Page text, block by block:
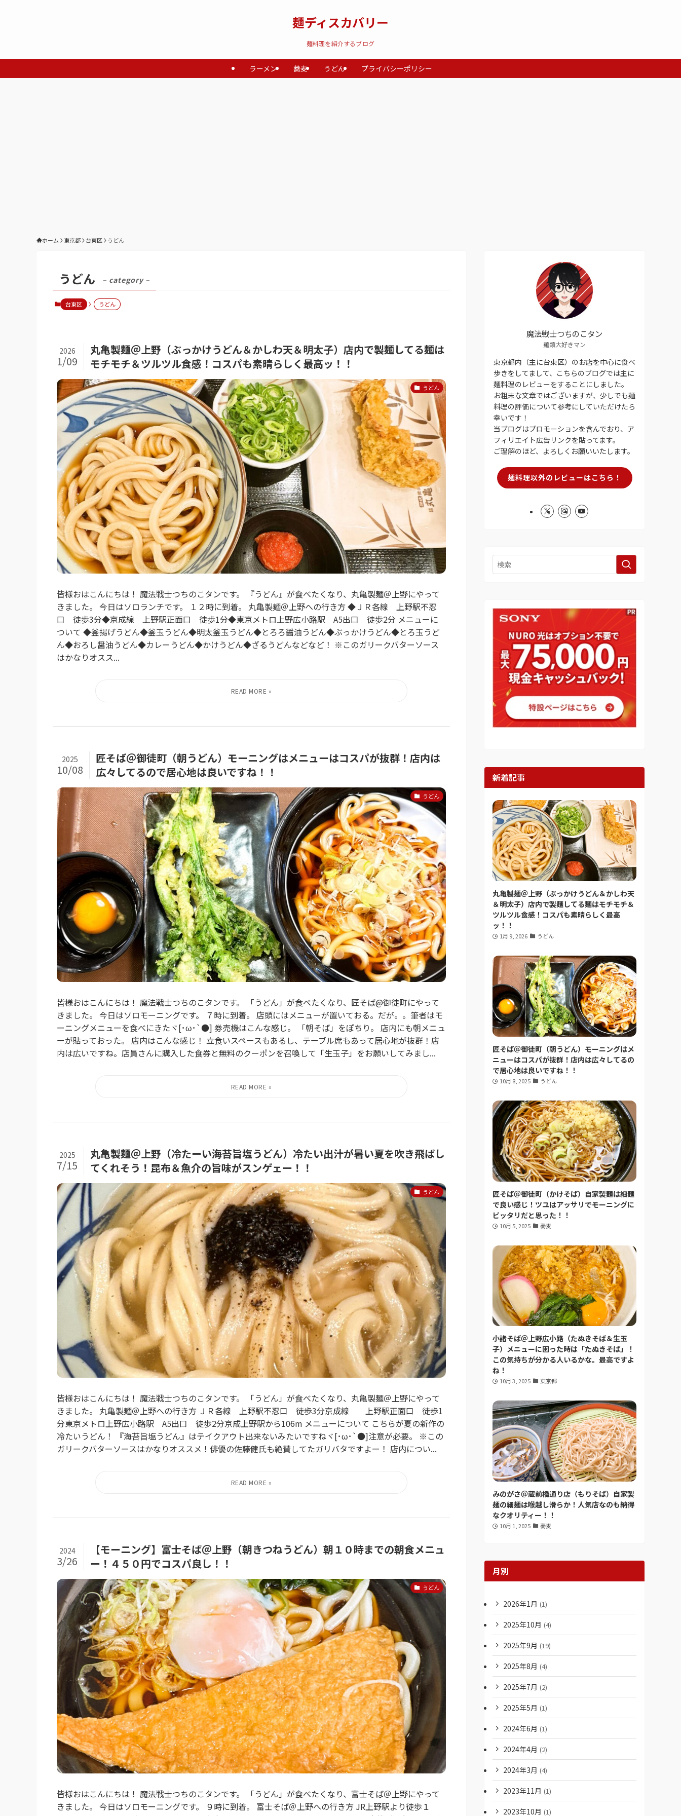
麺ディスカバリー
麺料理を紹介するブログ
ラーメン 蕎麦 うどん プライバシーポリシー
ホーム 東京都 台東区 うどん
うどん – category –
台東区 うどん
丸亀製麺＠上野（ぶっかけうどん＆かしわ天＆明太子）店内で製麺してる麺は
モチモチ＆ツルツル食感！コスパも素晴らしく最高ッ！！
2026
1/09
うどん
皆様おはこんにちは！ 魔法戦士つちのこタンです。 『うどん』が食べたくなり、丸亀製麺＠上野にやって
きました。 今日はソロランチです。 １２時に到着。 丸亀製麺＠上野への行き方 ◆ＪＲ各線 上野駅不忍
口 徒歩3分◆京成線 上野駅正面口 徒歩1分◆東京メトロ上野広小路駅 A5出口 徒歩2分 メニューに
ついて ◆釜揚げうどん◆釜玉うどん◆明太釜玉うどん◆とろろ醤油うどん◆ぶっかけうどん◆とろ玉うど
ん◆おろし醤油うどん◆カレーうどん◆かけうどん◆ざるうどんなどなど！ ※このガリークバターソース
はかなりオスス...
匠そば＠御徒町（朝うどん）モーニングはメニューはコスパが抜群！店内は
広々してるので居心地は良いですね！！
2025
10/08
うどん
皆様おはこんにちは！ 魔法戦士つちのこタンです。 「うどん」が食べたくなり、匠そば@御徒町にやって
きました。 今日はソロモーニングです。 ７時に到着。 店頭にはメニューが置いておる。だが。。筆者はモ
ーニングメニューを食べにきたヾ[･ω･`●] 券売機はこんな感じ。 「朝そば」をぽちり。 店内にも朝メニュ
ーが貼っておった。 店内はこんな感じ！ 立食いスペースもあるし、テーブル席もあって居心地が抜群！店
内は広いですね。店員さんに購入した食券と無料のクーポンを召喚して「生玉子」をお願いしてみまし...
丸亀製麺＠上野（冷たーい海苔旨塩うどん）冷たい出汁が暑い夏を吹き飛ばし
てくれそう！昆布＆魚介の旨味がスンゲェー！！
2025
7/15
うどん
皆様おはこんにちは！ 魔法戦士つちのこタンです。 「うどん」が食べたくなり、丸亀製麺＠上野にやって
きました。 丸亀製麺＠上野への行き方 ＪＲ各線 上野駅不忍口 徒歩3分京成線 上野駅正面口 徒歩1
分東京メトロ上野広小路駅 A5出口 徒歩2分京成上野駅から106m メニューについて こちらが夏の新作の
冷たいうどん！ 『海苔旨塩うどん』はテイクアウト出来ないみたいですねヾ[･ω･`●]注意が必要。 ※この
ガリークバターソースはかなりオススメ！俳優の佐藤健氏も絶賛してたガリバタですよー！ 店内につい...
【モーニング】富士そば＠上野（朝きつねうどん）朝１０時までの朝食メニュ
ー！４５０円でコスパ良し！！
2024
3/26
うどん
皆様おはこんにちは！ 魔法戦士つちのこタンです。 「うどん」が食べたくなり、富士そば＠上野にやって
きました。 今日はソロモーニングです。 ９時に到着。 富士そば＠上野への行き方 JR上野駅より徒歩１
魔法戦士つちのこタン
麺類大好きマン
東京都内（主に台東区）のお店を中心に食べ
歩きをしてまして、こちらのブログでは主に
麺料理のレビューをすることにしました。
お粗末な文章ではございますが、少しでも麺
料理の評価について参考にしていただけたら
幸いです！
当ブログはプロモーションを含んでおり、ア
フィリエイト広告リンクを貼ってます。
ご理解のほど、よろしくお願いいたします。
麺料理以外のレビューはこちら！
新着記事
丸亀製麺＠上野（ぶっかけうどん＆かしわ天
＆明太子）店内で製麺してる麺はモチモチ＆
ツルツル食感！コスパも素晴らしく最高
ッ！！
1月 9, 2026 うどん
匠そば＠御徒町（朝うどん）モーニングはメ
ニューはコスパが抜群！店内は広々してるの
で居心地は良いですね！！
10月 8, 2025 うどん
匠そば＠御徒町（かけそば）自家製麺は細麺
で良い感じ！ツユはアッサリでモーニングに
ピッタリだと思った！！
10月 5, 2025 蕎麦
小諸そば＠上野広小路（たぬきそば＆生玉
子）メニューに困った時は「たぬきそば」！
この気持ちが分かる人いるかな。最高ですよ
ね！
10月 3, 2025 東京都
みのがさ＠蔵前橋通り店（もりそば）自家製
麺の細麺は喉越し滑らか！人気店なのも納得
なクオリティー！！
10月 1, 2025 蕎麦
月別
2026年1月 (1)
2025年10月 (4)
2025年9月 (19)
2025年8月 (4)
2025年7月 (2)
2025年5月 (1)
2024年6月 (1)
2024年4月 (2)
2024年3月 (4)
2023年11月 (1)
2023年10月 (1)